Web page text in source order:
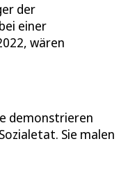
der
einer
wären
demonstrieren
Sie malen